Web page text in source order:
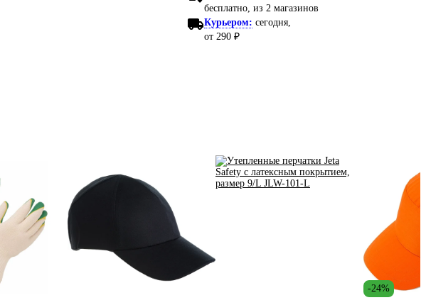
бесплатно , из 2 магазинов
Курьером: сегодня,
от 290 ₽
-24%